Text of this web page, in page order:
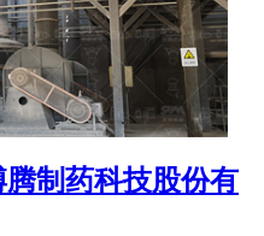
制药科技股份有